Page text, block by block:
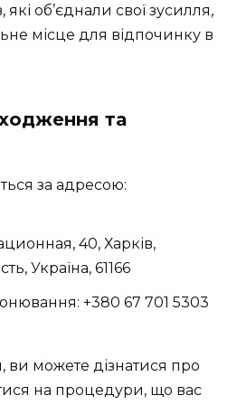
які об’єднали свої зусилля,
місце для відпочинку в
та
за адресою:
40, Харків,
Україна, 61166
+380 67 701 5303
ви можете дізнатися про
на процедури, що вас